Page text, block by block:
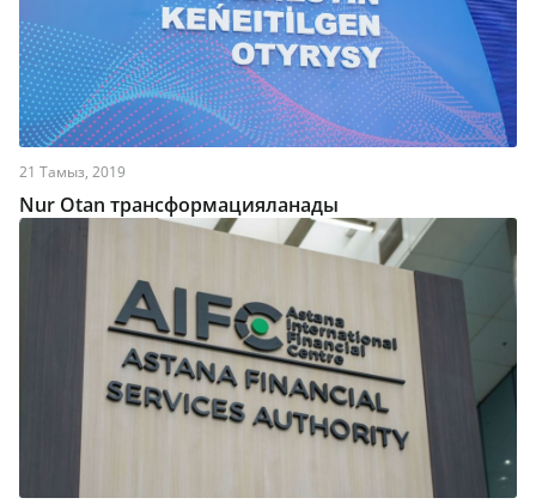
21 Тамыз, 2019
Nur Otan трансформацияланады